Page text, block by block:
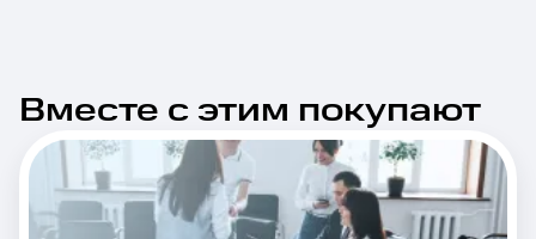
Вместе с этим покупают